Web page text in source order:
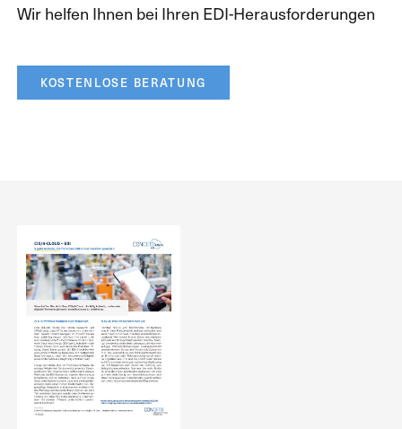
Wir helfen Ihnen bei Ihren EDI-Herausforderungen
KOSTENLOSE BERATUNG